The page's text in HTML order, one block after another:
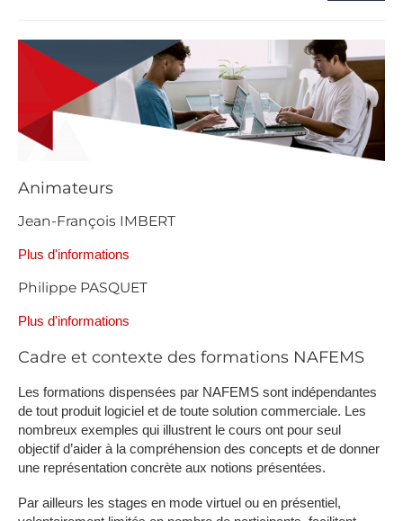
Animateurs
Jean-François IMBERT
Plus d'informations
Philippe PASQUET
Plus d'informations
Cadre et contexte des formations NAFEMS
Les formations dispensées par NAFEMS sont indépendantes
de tout produit logiciel et de toute solution commerciale. Les
nombreux exemples qui illustrent le cours ont pour seul
objectif d’aider à la compréhension des concepts et de donner
une représentation concrète aux notions présentées.
Par ailleurs les stages en mode virtuel ou en présentiel,